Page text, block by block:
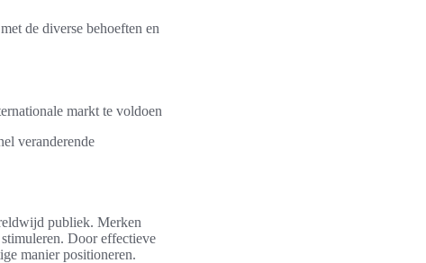
de diverse behoeften en
markt te voldoen
veranderende
publiek. Merken
Door effectieve
manier positioneren.